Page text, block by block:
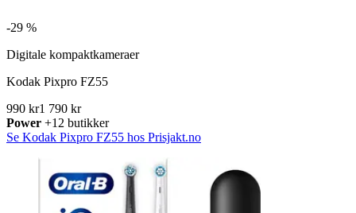
-29 %
Digitale kompaktkameraer
Kodak Pixpro FZ55
990 kr1 790 kr
Power +12 butikker
Se Kodak Pixpro FZ55 hos Prisjakt.no